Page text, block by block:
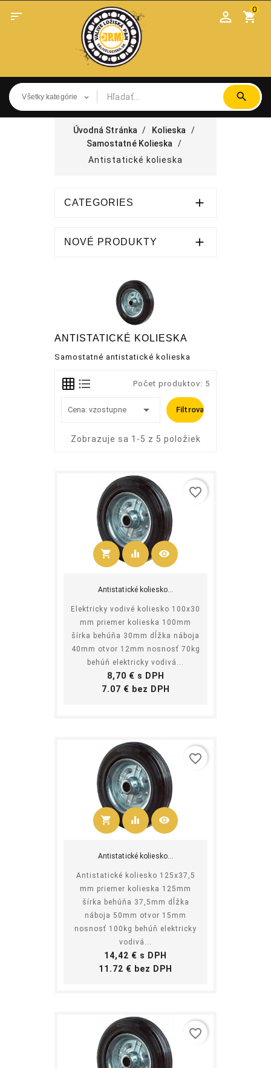
 shopping_cart
0
Úvodná Stránka
Kolieska
Samostatné Kolieska
Antistatické kolieska
CATEGORIES 
NOVÉ PRODUKTY 
ANTISTATICKÉ KOLIESKA
Samostatné antistatické kolieska
Počet produktov: 5
Cena: vzostupne  Filtrovať
Zobrazuje sa 1-5 z 5 položiek
shopping_cart
Kúpiť
equalizer visibility
Antistatické koliesko...
Elektricky vodivé koliesko 100x30
mm priemer kolieska 100mm
šírka behúňa 30mm dĺžka náboja
40mm otvor 12mm nosnosť 70kg
behúň elektricky vodivá...
Cena
8,70 € s DPH
7.07 € bez DPH
favorite_border
shopping_cart
Kúpiť
equalizer visibility
Antistatické koliesko...
Antistatické koliesko 125x37,5
mm priemer kolieska 125mm
šírka behúňa 37,5mm dĺžka
náboja 50mm otvor 15mm
nosnosť 100kg behúň elektricky
vodivá...
Cena
14,42 € s DPH
11.72 € bez DPH
favorite_border
favorite_border